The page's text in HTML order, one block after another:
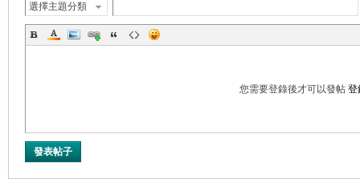
選擇主題分類
您需要登錄後才可以發帖 登
發表帖子